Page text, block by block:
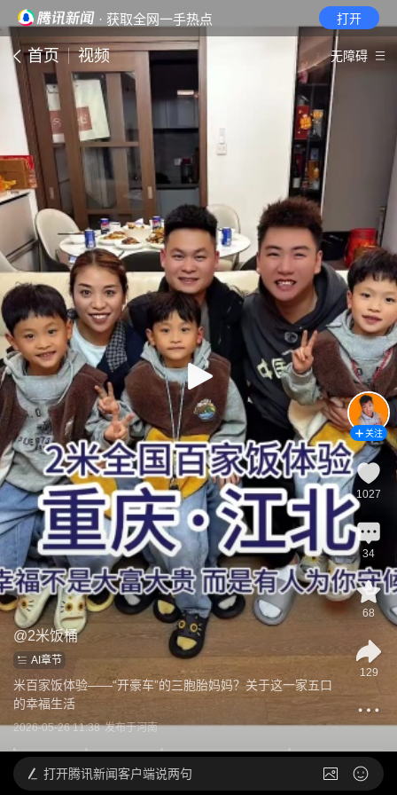
· 获取全网一手热点 打开
首页 视频 无障碍
@2米饭桶
AI章节
米百家饭体验——“开豪车”的三胞胎妈妈？关于这一家五口
的幸福生活
2026-05-26 11:38 发布于河南
关注
1027
34
68
129
打开腾讯新闻客户端说两句